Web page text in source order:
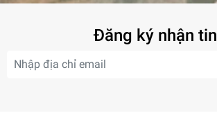
Đăng ký nhận tin